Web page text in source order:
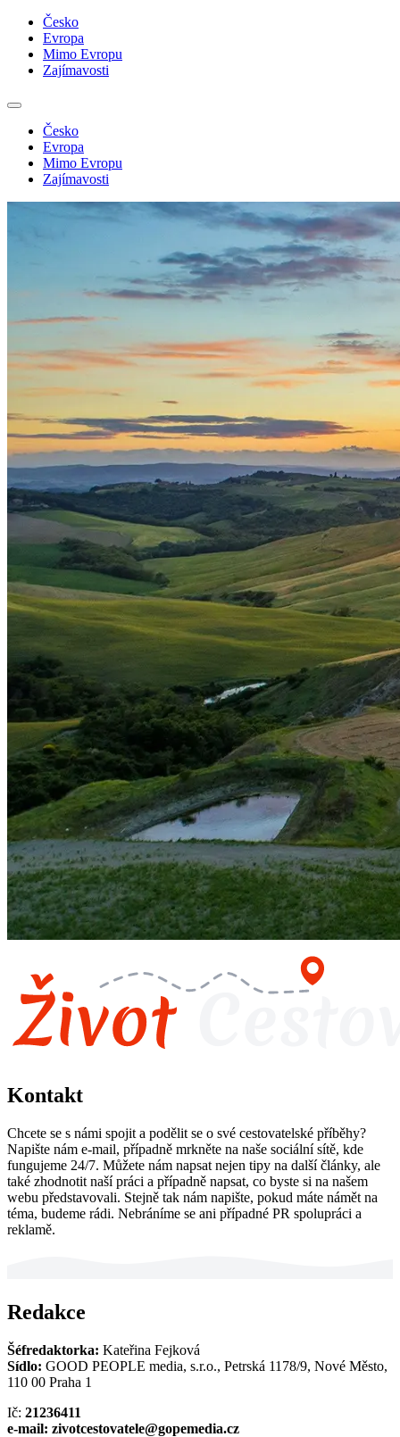
Česko
Evropa
Mimo Evropu
Zajímavosti
Česko
Evropa
Mimo Evropu
Zajímavosti
Kontakt
Chcete se s námi spojit a podělit se o své cestovatelské příběhy?
Napište nám e-mail, případně mrkněte na naše sociální sítě, kde
fungujeme 24/7. Můžete nám napsat nejen tipy na další články, ale
také zhodnotit naší práci a případně napsat, co byste si na našem
webu představovali. Stejně tak nám napište, pokud máte námět na
téma, budeme rádi. Nebráníme se ani případné PR spolupráci a
reklamě.
Redakce
Šéfredaktorka: Kateřina Fejková
Sídlo: GOOD PEOPLE media, s.r.o., Petrská 1178/9, Nové Město,
110 00 Praha 1
Ič: 21236411
e-mail: zivotcestovatele@gopemedia.cz